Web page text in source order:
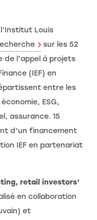
Louis
sur les 52
de l’appel à projets
(IEF) en
entre les
ESG,
assurance. 15
d’un financement
IEF en partenariat
retail investors’
en collaboration
et